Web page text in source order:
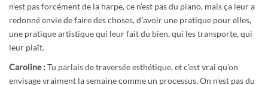
n’est pas forcément de la harpe, ce n’est pas du piano, mais ça leur a
redonné envie de faire des choses, d’avoir une pratique pour elles,
une pratique artistique qui leur fait du bien, qui les transporte, qui
leur plaît.
Caroline :Tu parlais de traversée esthétique, et c’est vrai qu’on
envisage vraiment la semaine comme un processus. On n’est pas du